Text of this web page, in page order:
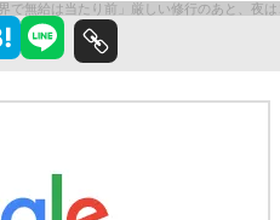
で無給は当たり前」厳しい修行のあと、夜